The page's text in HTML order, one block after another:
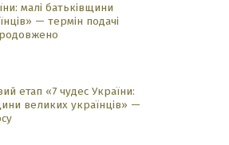
малі батьківщини
— термін подачі
етап «7 чудес України:
великих українців» —